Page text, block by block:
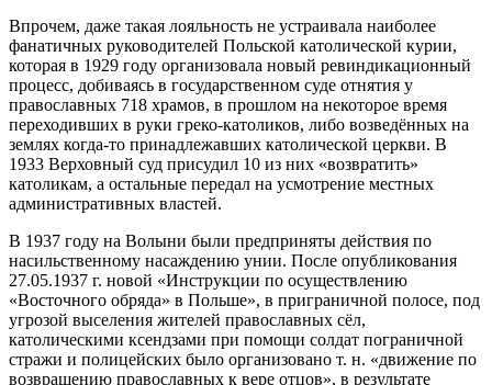
Впрочем, даже такая лояльность не устраивала наиболее
фанатичных руководителей Польской католической курии,
которая в 1929 году организовала новый ревиндикационный
процесс, добиваясь в государственном суде отнятия у
православных 718 храмов, в прошлом на некоторое время
переходивших в руки греко-католиков, либо возведённых на
землях когда-то принадлежавших католической церкви. В
1933 Верховный суд присудил 10 из них «возвратить»
католикам, а остальные передал на усмотрение местных
административных властей.
В 1937 году на Волыни были предприняты действия по
насильственному насаждению унии. После опубликования
27.05.1937 г. новой «Инструкции по осуществлению
«Восточного обряда» в Польше», в приграничной полосе, под
угрозой выселения жителей православных сёл,
католическими ксендзами при помощи солдат пограничной
стражи и полицейских было организовано т. н. «движение по
возвращению православных к вере отцов», в результате